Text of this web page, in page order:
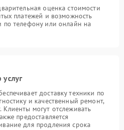
оценка стоимости
платежей и возможность
по телефону или онлайн на
доставку техники по
и качественный ремонт,
могут отслеживать
предоставляется
для продления срока